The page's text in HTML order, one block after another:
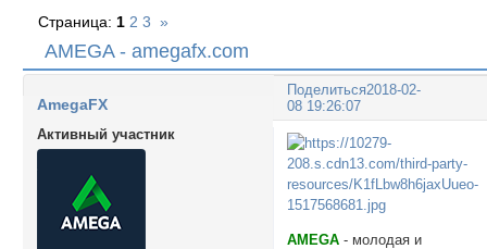
AMEGA - amegafx.com
Страница: 1 2 3 »
Поделиться2018-02-
08 19:26:07
AmegaFX
Активный участник
AMEGA - молодая и